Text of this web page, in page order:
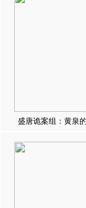
盛唐诡案组：黄泉